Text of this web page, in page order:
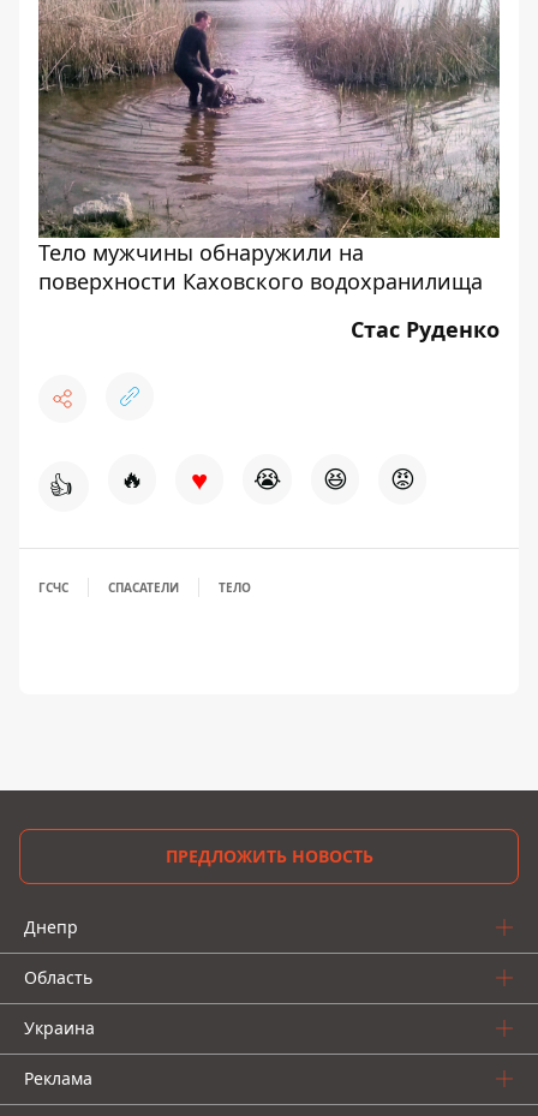
Тело мужчины обнаружили на
поверхности Каховского водохранилища
Стас Руденко
👍 🔥 ♥ 😭 😆 😡
ГСЧС СПАСАТЕЛИ ТЕЛО
ПРЕДЛОЖИТЬ НОВОСТЬ
Днепр
Область
Украина
Реклама